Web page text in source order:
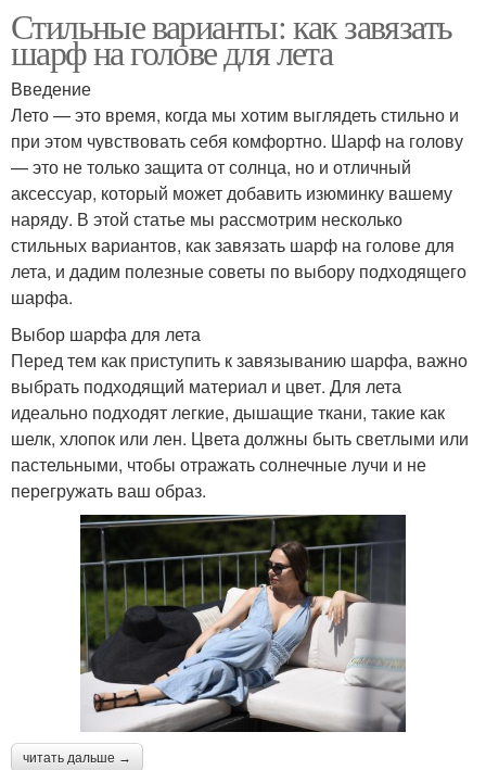
Стильные варианты: как завязать
шарф на голове для лета
Введение
Лето — это время, когда мы хотим выглядеть стильно и
при этом чувствовать себя комфортно. Шарф на голову
— это не только защита от солнца, но и отличный
аксессуар, который может добавить изюминку вашему
наряду. В этой статье мы рассмотрим несколько
стильных вариантов, как завязать шарф на голове для
лета, и дадим полезные советы по выбору подходящего
шарфа.
Выбор шарфа для лета
Перед тем как приступить к завязыванию шарфа, важно
выбрать подходящий материал и цвет. Для лета
идеально подходят легкие, дышащие ткани, такие как
шелк, хлопок или лен. Цвета должны быть светлыми или
пастельными, чтобы отражать солнечные лучи и не
перегружать ваш образ.
читать дальше →